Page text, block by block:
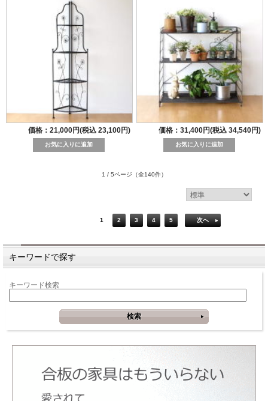
価格：21,000円(税込 23,100円) 価格：31,400円(税込 34,540円)
1 / 5ページ （全140件）
1 2 3 4 5 次へ
キーワードで探す
キーワード検索